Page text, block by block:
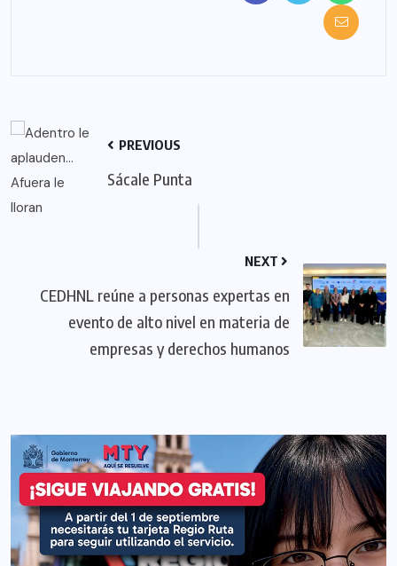
PREVIOUS
Sácale Punta
NEXT
CEDHNL reúne a personas expertas en
evento de alto nivel en materia de
empresas y derechos humanos